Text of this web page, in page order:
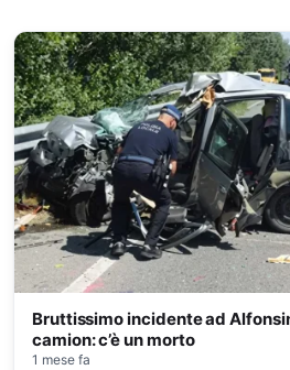
Bruttissimo incidente ad
camion: c’è un morto
1 mese fa